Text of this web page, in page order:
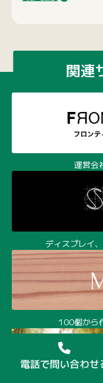
関連
運営会
ディスプレイ
100個から